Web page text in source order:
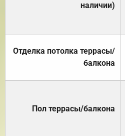
наличии)
Отделка потолка террасы/
балкона
Пол террасы/балкона